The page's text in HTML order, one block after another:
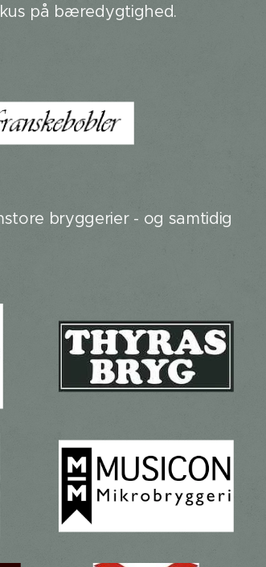
på bæredygtighed.
bryggerier - og samtidig